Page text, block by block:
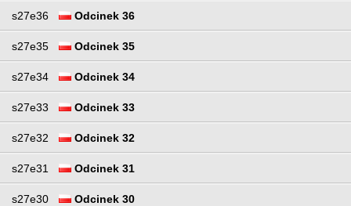
s27e36 Odcinek 36
s27e35 Odcinek 35
s27e34 Odcinek 34
s27e33 Odcinek 33
s27e32 Odcinek 32
s27e31 Odcinek 31
s27e30 Odcinek 30